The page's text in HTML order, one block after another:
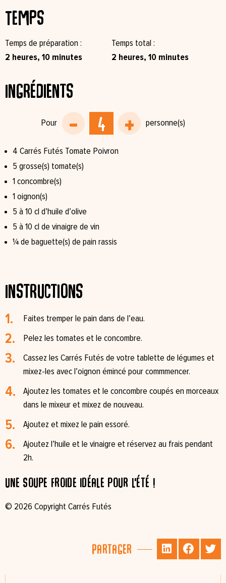
Temps
Temps de préparation
2 heures, 10 minutes
Temps total
2 heures, 10 minutes
Ingrédients
4 Carrés Futés Tomate Poivron
5 grosse(s) tomate(s)
1 concombre(s)
1 oignon(s)
5 à 10 cl d’huile d’olive
5 à 10 cl de vinaigre de vin
¼ de baguette(s) de pain rassis
Instructions
Faites tremper le pain dans de l’eau.
Pelez les tomates et le concombre.
Cassez les Carrés Futés de votre tablette de légumes et
mixez-les avec l’oignon émincé pour commmencer.
Ajoutez les tomates et le concombre coupés en morceaux
dans le mixeur et mixez de nouveau.
Ajoutez et mixez le pain essoré.
Ajoutez l’huile et le vinaigre et réservez au frais pendant
2h.
Une soupe froide idéale pour l'été !
© 2026 Copyright Carrés Futés
Partager